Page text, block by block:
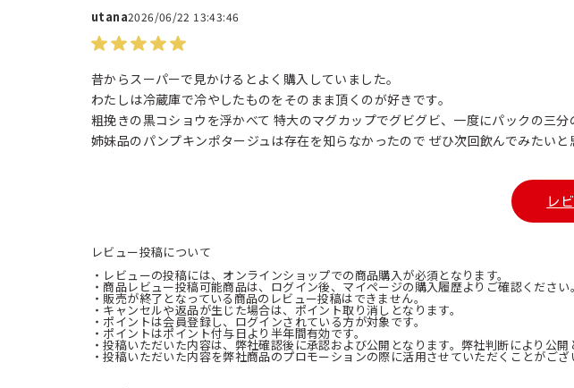
utana2026/06/22 13:43:46
昔からスーパーで見かけるとよく購入していました。
わたしは冷蔵庫で冷やしたものをそのまま頂くのが好きです。
粗挽きの黒コショウを浮かべて 特大のマグカップでグビグビ、一度にパックの三
姉妹品のパンプキンポタージュは存在を知らなかったので ぜひ次回飲んでみたいと
レ
レビュー投稿について
・レビューの投稿には、オンラインショップでの商品購入が必須となります。
・商品レビュー投稿可能商品は、ログイン後、マイページの購入履歴よりご確認ください。
・販売が終了となっている商品のレビュー投稿はできません。
・キャンセルや返品が生じた場合は、ポイント取り消しとなります。
・ポイントは会員登録し、ログインされている方が対象です。
・ポイントはポイント付与日より半年間有効です。
・投稿いただいた内容は、弊社確認後に承認および公開となります。弊社判断により公
・投稿いただいた内容を弊社商品のプロモーションの際に活用させていただくことがござ